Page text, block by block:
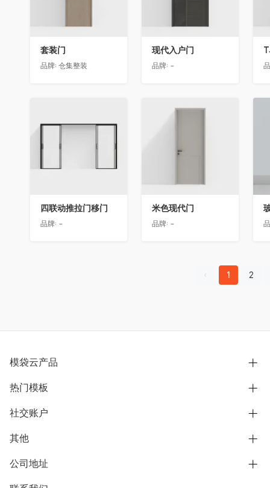
套装门
品牌: 仓集整装
现代入户门
品牌: -
四联动推拉门移门
品牌: -
收藏
米色现代门
品牌: -
1 2
模袋云产品
别墅设计营销
模型协同展示分享
别墅社区
热门模板
欧式别墅
中式别墅
社交账户
B站
抖音
微信公众号
其他
用户服务协议
隐私政策
公司地址